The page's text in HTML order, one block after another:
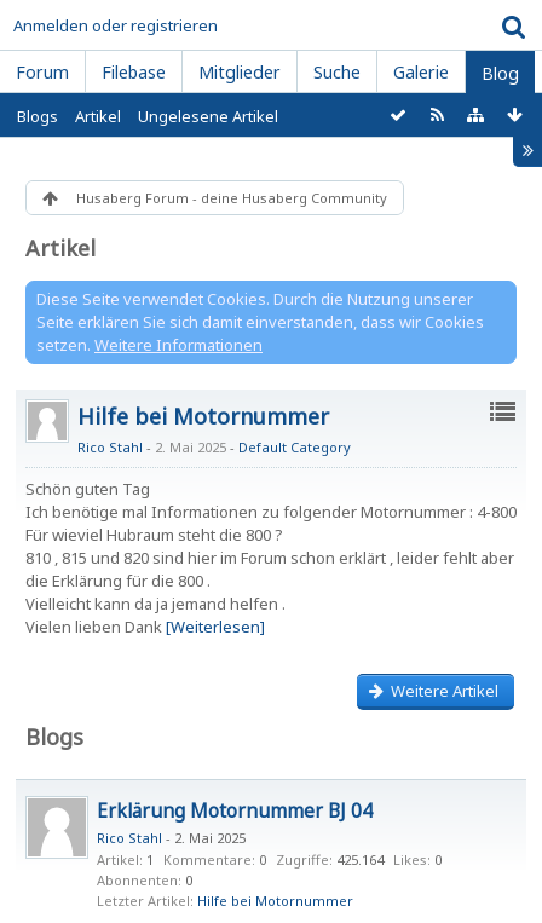
Anmelden oder registrieren
Forum Filebase Mitglieder Suche Galerie Blog
Blogs Artikel Ungelesene Artikel
Husaberg Forum - deine Husaberg Community
Artikel
Diese Seite verwendet Cookies. Durch die Nutzung unserer
Seite erklären Sie sich damit einverstanden, dass wir Cookies
setzen. Weitere Informationen
Hilfe bei Motornummer
Rico Stahl 2. Mai 2025 - Default Category
Schön guten Tag
Ich benötige mal Informationen zu folgender Motornummer : 4-800
Für wieviel Hubraum steht die 800 ?
810 , 815 und 820 sind hier im Forum schon erklärt , leider fehlt aber
die Erklärung für die 800 .
Vielleicht kann da ja jemand helfen .
Vielen lieben Dank[Weiterlesen]
Weitere Artikel
Blogs
Erklärung Motornummer BJ 04
Rico Stahl - 2. Mai 2025
Artikel 1 Kommentare 0 Zugriffe 425.164 Likes 0
Abonnenten 0
Letzter Artikel Hilfe bei Motornummer